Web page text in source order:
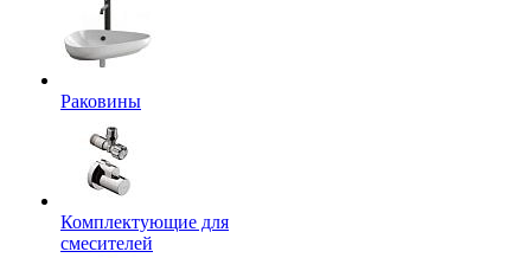
Раковины
Комплектующие для
смесителей